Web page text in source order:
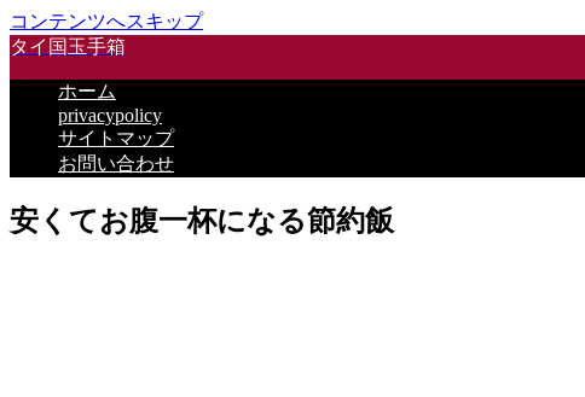
コンテンツへスキップ
タイ国玉手箱
ホーム
privacypolicy
サイトマップ
お問い合わせ
安くてお腹一杯になる節約飯